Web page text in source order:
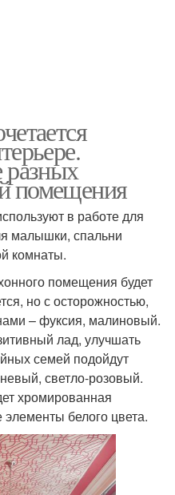
разных
помещения
в работе для
малышки, спальни
комнаты.
помещения будет
но с осторожностью,
– фуксия, малиновый.
лад, улучшать
семей подойдут
светло-розовый.
хромированная
белого цвета.